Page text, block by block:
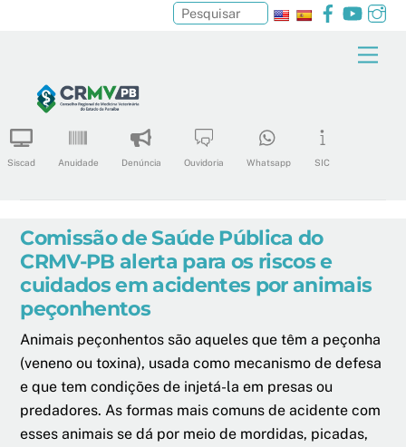
content
Facebook
Siscad Anuidade Denúncia Ouvidoria Whatsapp SIC
Pesquisar
Comissão de Saúde Pública do
CRMV-PB alerta para os riscos e
cuidados em acidentes por animais
peçonhentos
Animais peçonhentos são aqueles que têm a peçonha
(veneno ou toxina), usada como mecanismo de defesa
e que tem condições de injetá-la em presas ou
predadores. As formas mais comuns de acidente com
esses animais se dá por meio de mordidas, picadas,